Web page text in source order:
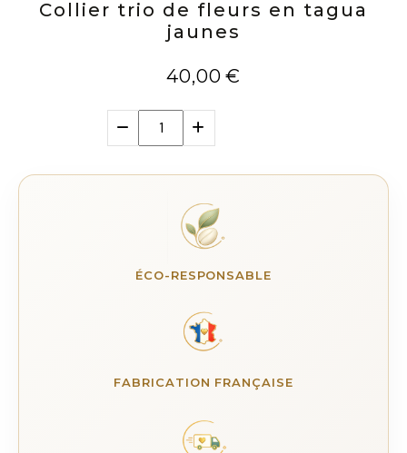
Collier trio de fleurs en tagua
jaunes
40,00 €
ÉCO-RESPONSABLE
FABRICATION FRANÇAISE